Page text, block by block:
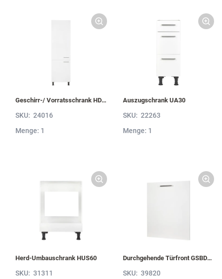
Geschirr-/ Vorratsschrank HDV60-1
SKU: 24016
Menge: 1
Auszugschrank UA30
SKU: 22263
Menge: 1
Herd-Umbauschrank HUS60
SKU: 31311
Durchgehende Türfront GSBD45-I
SKU: 39820